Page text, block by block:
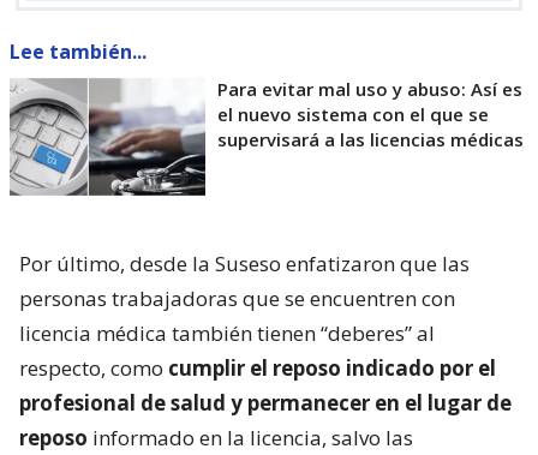
Lee también...
Para evitar mal uso y abuso: Así es
el nuevo sistema con el que se
supervisará a las licencias médicas
Por último, desde la Suseso enfatizaron que las
personas trabajadoras que se encuentren con
licencia médica también tienen “deberes” al
respecto, como cumplir el reposo indicado por el
profesional de salud y permanecer en el lugar de
reposo informado en la licencia, salvo las